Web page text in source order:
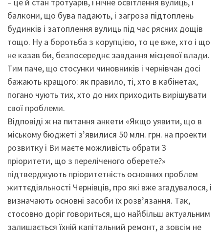
балкони, що бува падають, і загроза підтоплень
будинків і затоплення вулиць під час рясних дощів
тощо. Ну а боротьба з корупцією, то це вже, хто і що
не казав би, безпосереднє завдання місцевої влади.
Тим паче, що стосунки чиновників і чернівчан досі
бажають кращого: як правило, ті, хто в кабінетах,
погано чують тих, хто до них приходить вирішувати
свої проблеми.
Відповіді ж на питання анкети «Якщо уявити, що в
міському бюджеті з’явилися 50 млн. грн. на проекти
розвитку і Ви маєте можливість обрати 3
пріоритети, що з переліченого оберете?»
підтверджують пріоритетність основних проблем
життєдіяльності Чернівців, про які вже згадувалося, і
визначають основні засоби їх розв’язання. Так,
стосовно доріг говориться, що найбільш актуальним
залишається їхній капітальний ремонт, а зовсім не